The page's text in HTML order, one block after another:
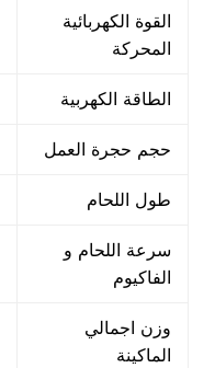
القوة الكهربائية
المحركة
الطاقة الكهربية
حجم حجرة العمل
طول اللحام
سرعة اللحام و
الفاكيوم
وزن اجمالي
الماكينة